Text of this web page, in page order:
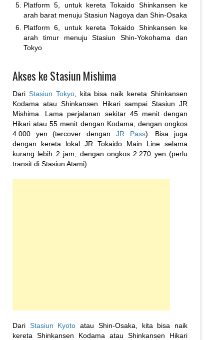
Platform 5, untuk kereta Tokaido Shinkansen ke
arah barat menuju Stasiun Nagoya dan Shin-Osaka
Platform 6, untuk kereta Tokaido Shinkansen ke
arah timur menuju Stasiun Shin-Yokohama dan
Tokyo
Akses ke Stasiun Mishima
Dari Stasiun Tokyo, kita bisa naik kereta Shinkansen
Kodama atau Shinkansen Hikari sampai Stasiun JR
Mishima. Lama perjalanan sekitar 45 menit dengan
Hikari atau 55 menit dengan Kodama, dengan ongkos
4.000 yen (tercover dengan JR Pass). Bisa juga
dengan kereta lokal JR Tokaido Main Line selama
kurang lebih 2 jam, dengan ongkos 2.270 yen (perlu
transit di Stasiun Atami).
Dari Stasiun Kyoto atau Shin-Osaka, kita bisa naik
kereta Shinkansen Kodama atau Shinkansen Hikari